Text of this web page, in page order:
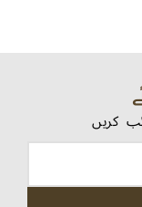
کریں